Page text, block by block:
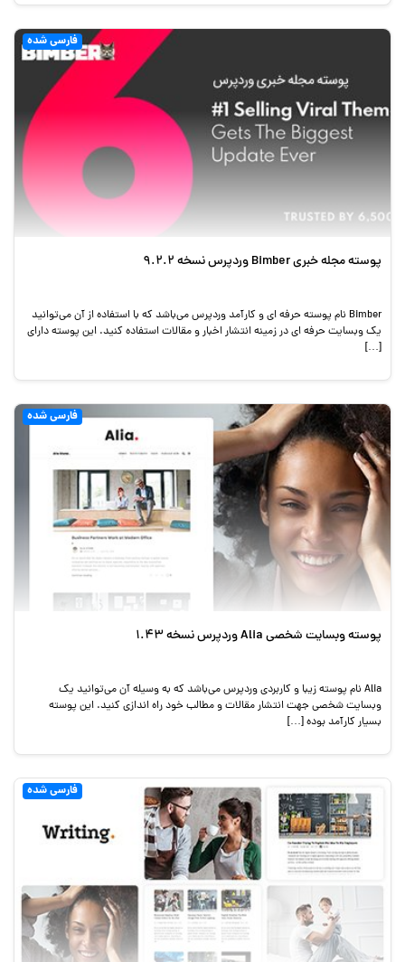
فارسی شده
پوسته مجله خبری Bimber وردپرس نسخه 9.2.2
Bimber نام پوسته حرفه ای و کارآمد وردپرس می‌باشد که با استفاده از آن می‌توانید
یک وبسایت حرفه ای در زمینه انتشار اخبار و مقالات استفاده کنید. این پوسته دارای
[…]
فارسی شده
پوسته وبسایت شخصی Alia وردپرس نسخه 1.43
Alia نام پوسته زیبا و کاربردی وردپرس می‌باشد که به وسیله آن می‌توانید یک
وبسایت شخصی جهت انتشار مقالات و مطالب خود راه اندازی کنید. این پوسته
بسیار کارآمد بوده […]
فارسی شده